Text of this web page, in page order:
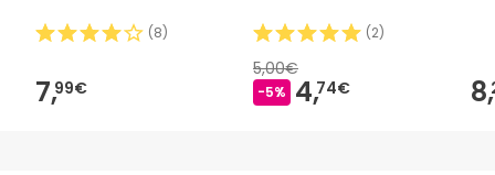
(8)
7,99€
(2)
5,00€
-5% 4,74€ 8,